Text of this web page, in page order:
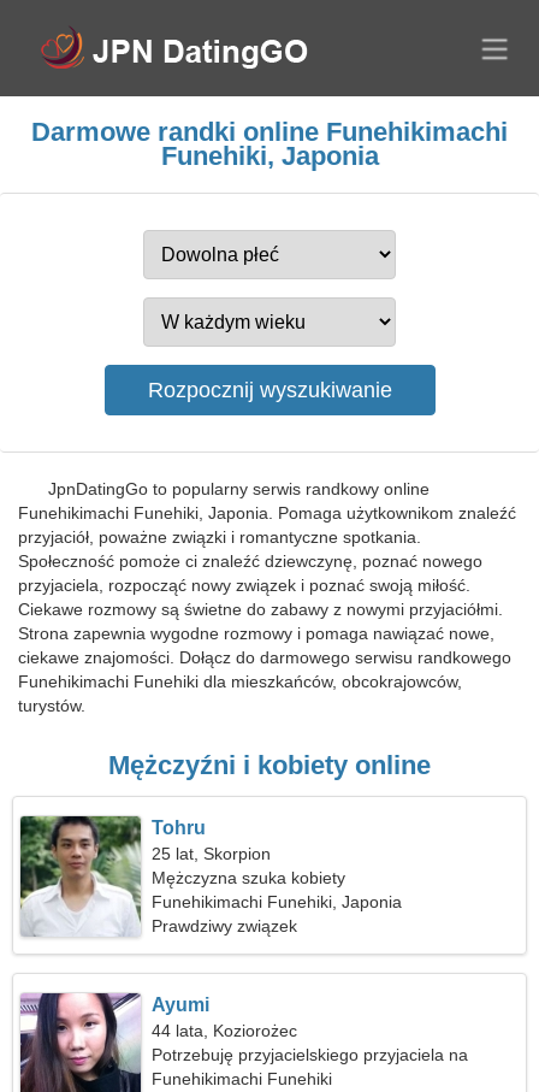
Darmowe randki online Funehikimachi
Funehiki, Japonia
JpnDatingGo to popularny serwis randkowy online
Funehikimachi Funehiki, Japonia. Pomaga użytkownikom znaleźć
przyjaciół, poważne związki i romantyczne spotkania.
Społeczność pomoże ci znaleźć dziewczynę, poznać nowego
przyjaciela, rozpocząć nowy związek i poznać swoją miłość.
Ciekawe rozmowy są świetne do zabawy z nowymi przyjaciółmi.
Strona zapewnia wygodne rozmowy i pomaga nawiązać nowe,
ciekawe znajomości. Dołącz do darmowego serwisu randkowego
Funehikimachi Funehiki dla mieszkańców, obcokrajowców,
turystów.
Mężczyźni i kobiety online
Tohru
25 lat, Skorpion
Mężczyzna szuka kobiety
Funehikimachi Funehiki, Japonia
Prawdziwy związek
Ayumi
44 lata, Koziorożec
Potrzebuję przyjacielskiego przyjaciela na
kempingu
Funehikimachi Funehiki